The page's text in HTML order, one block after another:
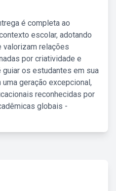
é completa ao
escolar, adotando
valorizam relações
por criatividade e
os estudantes em sua
geração excepcional,
reconhecidas por
globais -